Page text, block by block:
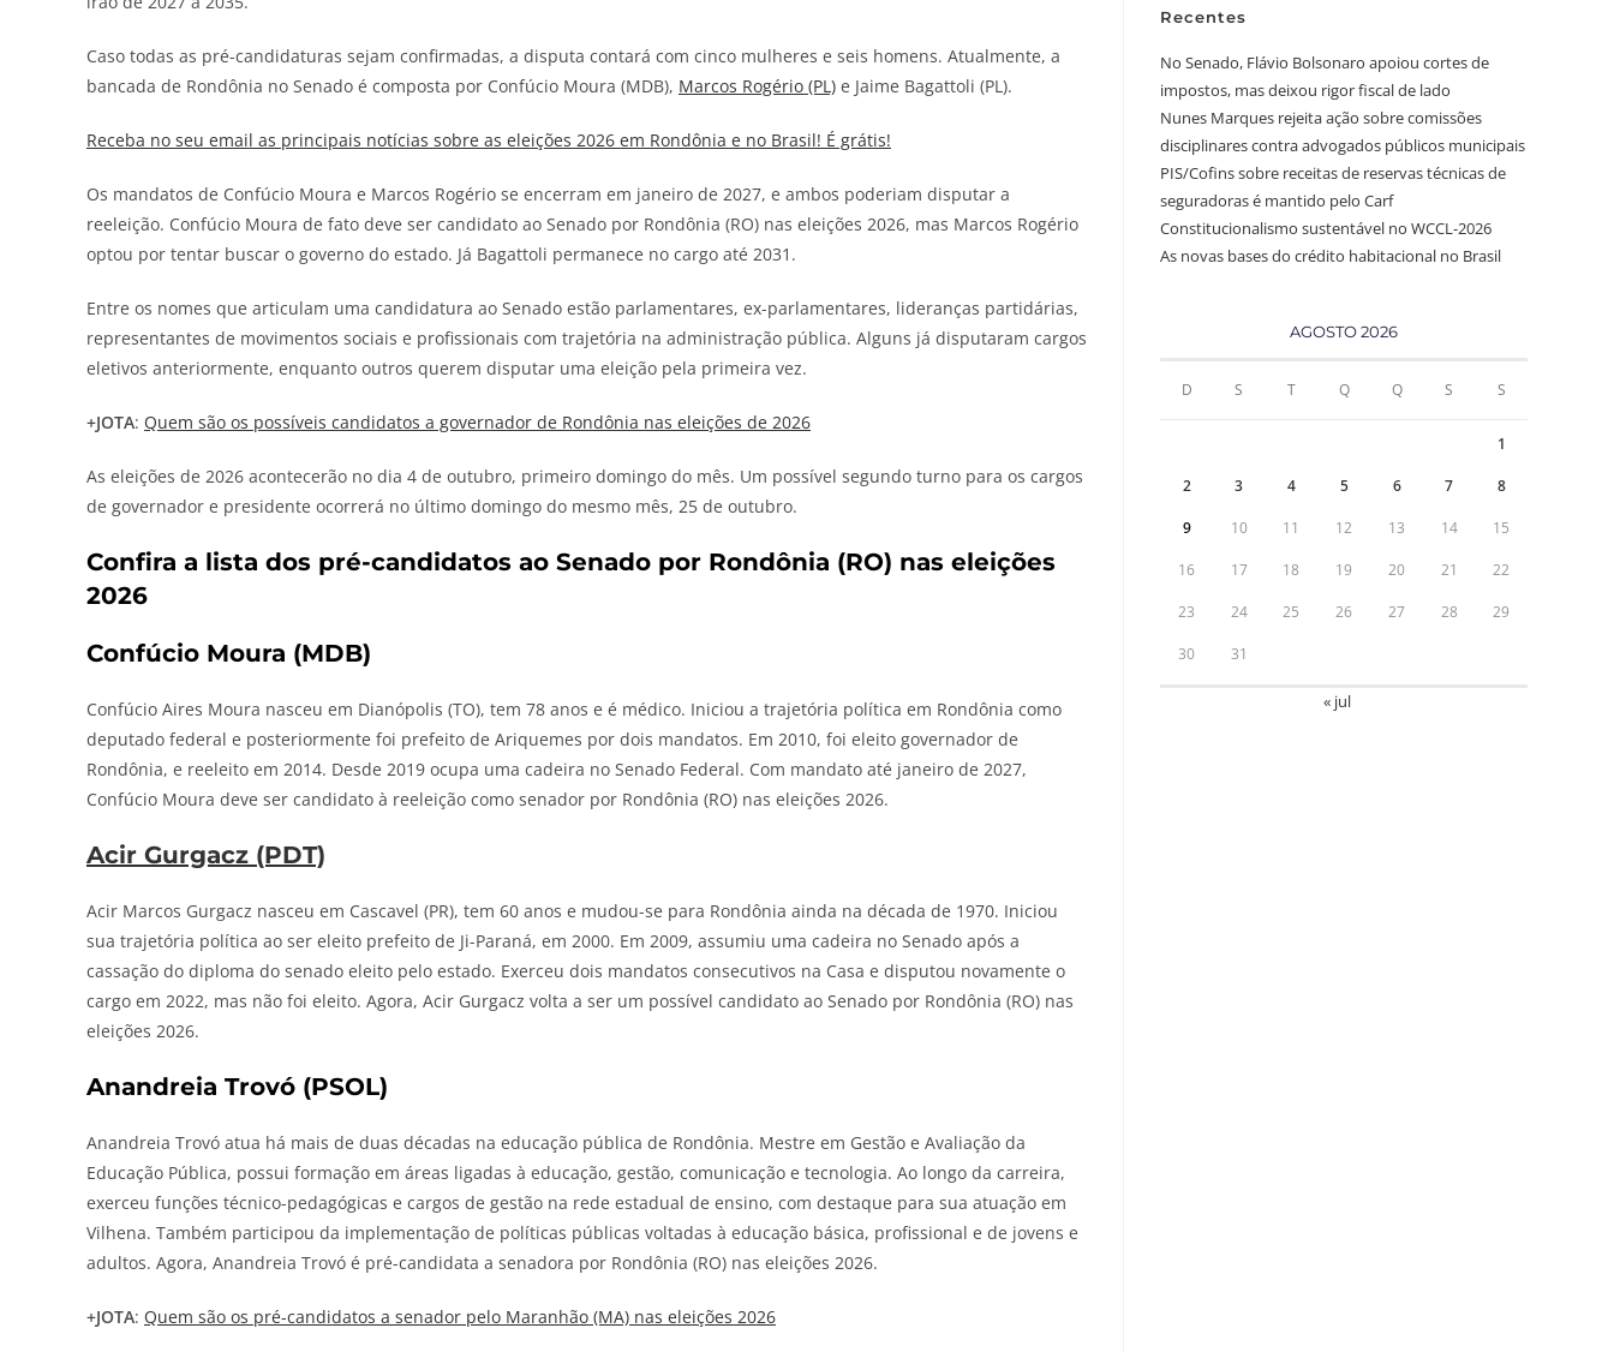
Caso todas as pré-candidaturas sejam confirmadas, a disputa contará com cinco mulheres e seis homens. Atualmente, a
bancada de Rondônia no Senado é composta por Confúcio Moura (MDB), Marcos Rogério (PL) e Jaime Bagattoli (PL).
Receba no seu email as principais notícias sobre as eleições 2026 em Rondônia e no Brasil! É grátis!
Os mandatos de Confúcio Moura e Marcos Rogério se encerram em janeiro de 2027, e ambos poderiam disputar a
reeleição. Confúcio Moura de fato deve ser candidato ao Senado por Rondônia (RO) nas eleições 2026, mas Marcos Rogério
optou por tentar buscar o governo do estado. Já Bagattoli permanece no cargo até 2031.
Entre os nomes que articulam uma candidatura ao Senado estão parlamentares, ex-parlamentares, lideranças partidárias,
representantes de movimentos sociais e profissionais com trajetória na administração pública. Alguns já disputaram cargos
eletivos anteriormente, enquanto outros querem disputar uma eleição pela primeira vez.
+JOTA: Quem são os possíveis candidatos a governador de Rondônia nas eleições de 2026
As eleições de 2026 acontecerão no dia 4 de outubro, primeiro domingo do mês. Um possível segundo turno para os cargos
de governador e presidente ocorrerá no último domingo do mesmo mês, 25 de outubro.
Confira a lista dos pré-candidatos ao Senado por Rondônia (RO) nas eleições
2026
Confúcio Moura (MDB)
Confúcio Aires Moura nasceu em Dianópolis (TO), tem 78 anos e é médico. Iniciou a trajetória política em Rondônia como
deputado federal e posteriormente foi prefeito de Ariquemes por dois mandatos. Em 2010, foi eleito governador de
Rondônia, e reeleito em 2014. Desde 2019 ocupa uma cadeira no Senado Federal. Com mandato até janeiro de 2027,
Confúcio Moura deve ser candidato à reeleição como senador por Rondônia (RO) nas eleições 2026.
Acir Gurgacz (PDT)
Acir Marcos Gurgacz nasceu em Cascavel (PR), tem 60 anos e mudou-se para Rondônia ainda na década de 1970. Iniciou
sua trajetória política ao ser eleito prefeito de Ji-Paraná, em 2000. Em 2009, assumiu uma cadeira no Senado após a
cassação do diploma do senado eleito pelo estado. Exerceu dois mandatos consecutivos na Casa e disputou novamente o
cargo em 2022, mas não foi eleito. Agora, Acir Gurgacz volta a ser um possível candidato ao Senado por Rondônia (RO) nas
eleições 2026.
Anandreia Trovó (PSOL)
Anandreia Trovó atua há mais de duas décadas na educação pública de Rondônia. Mestre em Gestão e Avaliação da
Educação Pública, possui formação em áreas ligadas à educação, gestão, comunicação e tecnologia. Ao longo da carreira,
exerceu funções técnico-pedagógicas e cargos de gestão na rede estadual de ensino, com destaque para sua atuação em
Vilhena. Também participou da implementação de políticas públicas voltadas à educação básica, profissional e de jovens e
adultos. Agora, Anandreia Trovó é pré-candidata a senadora por Rondônia (RO) nas eleições 2026.
+JOTA: Quem são os pré-candidatos a senador pelo Maranhão (MA) nas eleições 2026
Recentes
No Senado, Flávio Bolsonaro apoiou cortes de
impostos, mas deixou rigor fiscal de lado
Nunes Marques rejeita ação sobre comissões
disciplinares contra advogados públicos municipais
PIS/Cofins sobre receitas de reservas técnicas de
seguradoras é mantido pelo Carf
Constitucionalismo sustentável no WCCL-2026
As novas bases do crédito habitacional no Brasil
AGOSTO 2026
D S T Q Q S S
1
2 3 4 5 6 7 8
9 10 11 12 13 14 15
16 17 18 19 20 21 22
23 24 25 26 27 28 29
30 31
« jul